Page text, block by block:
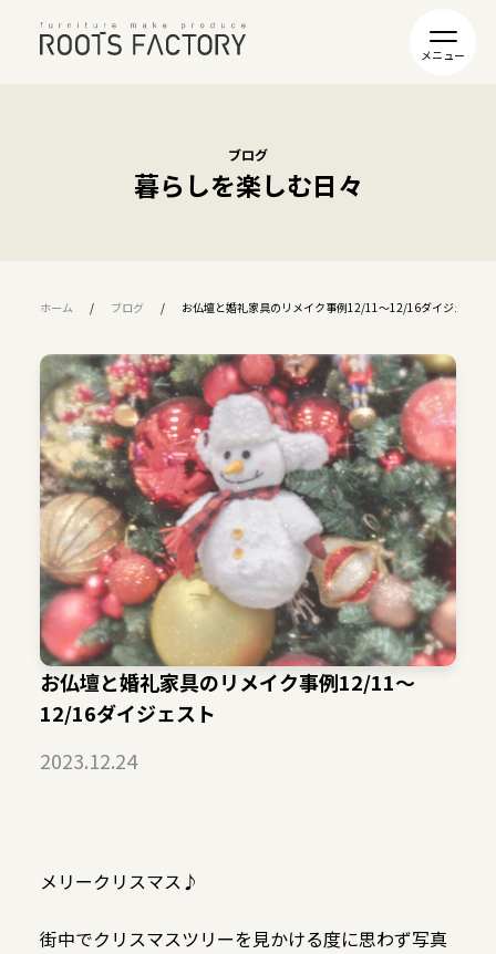
ブログ
暮らしを楽しむ日々
ホーム ブログ お仏壇と婚礼家具のリメイク事例12/11～12/16ダイジェスト
お仏壇と婚礼家具のリメイク事例12/11～
12/16ダイジェスト
2023.12.24
メリークリスマス♪
街中でクリスマスツリーを見かける度に思わず写真